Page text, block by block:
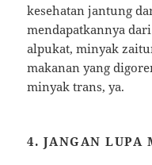
kesehatan jantung
mendapatkannya
alpukat, minyak
makanan yang
minyak trans, ya.
4. JANGAN LUPA